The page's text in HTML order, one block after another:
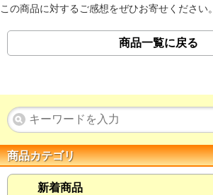
この商品に対するご感想をぜひお寄せください。
商品一覧に戻る
商品カテゴリ
新着商品